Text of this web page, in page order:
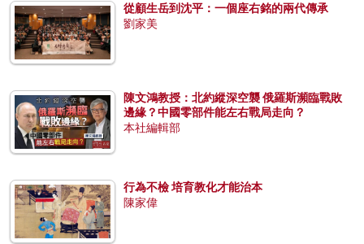
從顧生岳到沈平：一個座右銘的兩代傳承
劉家美
陳文鴻教授：北約縱深空襲 俄羅斯瀕臨戰敗
邊緣？中國零部件能左右戰局走向？
本社編輯部
行為不檢 培育教化才能治本
陳家偉